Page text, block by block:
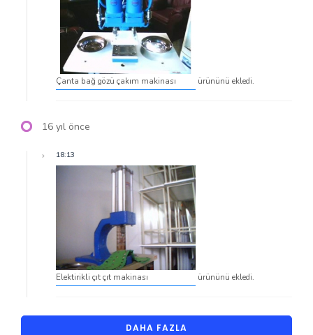
Çanta bağ gözü çakım makinası ürününü ekledi.
16 yıl önce
18:13
Elektirikli çıt çıt makinası ürününü ekledi.
DAHA FAZLA